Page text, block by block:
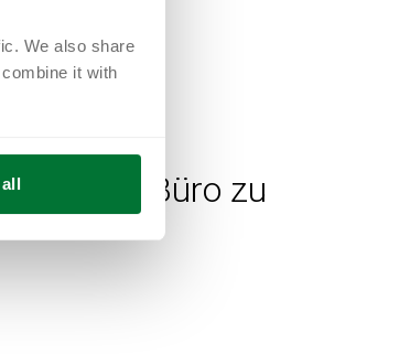
We also share
it with
unser Büro zu